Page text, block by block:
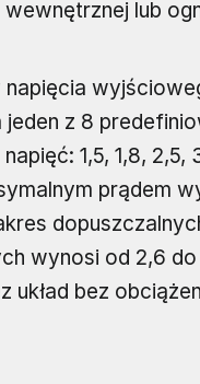
wewnętrznej lub
napięcia
jeden z 8
1,5, 1,8, 2,5,
prądem
wynosi od 2,6 do
układ bez